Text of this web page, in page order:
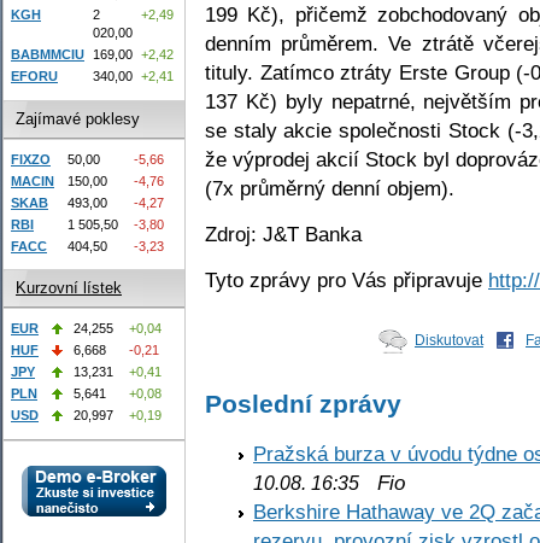
199 Kč), přičemž zobchodovaný
denním průměrem. Ve ztrátě
tituly. Zatímco ztráty Erste Group (-
137 Kč) byly nepatrné, největším
se staly akcie společnosti Stock (-
že výprodej akcií Stock byl
(7x průměrný denní objem).
Zdroj: J&T Banka
Tyto zprávy pro Vás připravuje
Diskutovat
Poslední zprávy
Pražská burza v úvodu týdne
10.08. 16:35 Fio
Berkshire Hathaway ve 2Q
KGH
2
020,00
+2,49
BABMMCIU 169,00 +2,42
EFORU
340,00 +2,41
Zajímavé poklesy
FIXZO 50,00
-5,66
MACIN
150,00
-4,76
SKAB
493,00
-4,27
RBI
1 505,50
-3,80
FACC
404,50 -3,23
Kurzovní lístek
EUR 24,255
+0,04
HUF
6,668
-0,21
JPY
13,231
+0,41
PLN
5,641
+0,08
USD
20,997 +0,19